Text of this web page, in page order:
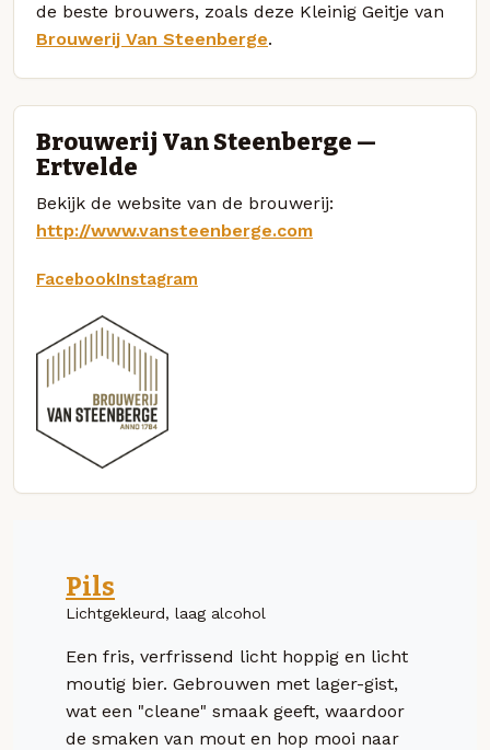
de beste brouwers, zoals deze Kleinig Geitje van
Brouwerij Van Steenberge.
Brouwerij Van Steenberge —
Ertvelde
Bekijk de website van de brouwerij:
http://www.vansteenberge.com
FacebookInstagram
Pils
Lichtgekleurd, laag alcohol
Een fris, verfrissend licht hoppig en licht
moutig bier. Gebrouwen met lager-gist,
wat een "cleane" smaak geeft, waardoor
de smaken van mout en hop mooi naar